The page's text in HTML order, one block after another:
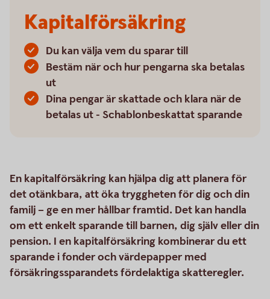
Kapitalförsäkring
Du kan välja vem du sparar till
Bestäm när och hur pengarna ska betalas
ut
Dina pengar är skattade och klara när de
betalas ut - Schablonbeskattat sparande
En kapitalförsäkring kan hjälpa dig att planera för
det otänkbara, att öka tryggheten för dig och din
familj – ge en mer hållbar framtid. Det kan handla
om ett enkelt sparande till barnen, dig själv eller din
pension. I en kapitalförsäkring kombinerar du ett
sparande i fonder och värdepapper med
försäkringssparandets fördelaktiga skatteregler.